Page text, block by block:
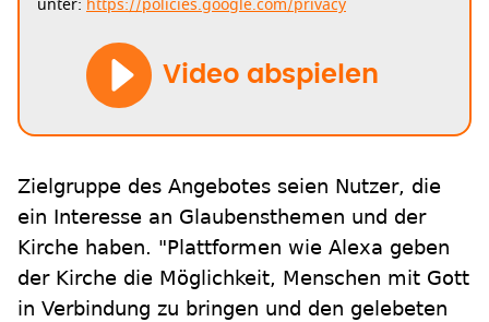
unter: https://policies.google.com/privacy
Video abspielen
Zielgruppe des Angebotes seien Nutzer, die
ein Interesse an Glaubensthemen und der
Kirche haben. "Plattformen wie Alexa geben
der Kirche die Möglichkeit, Menschen mit Gott
in Verbindung zu bringen und den gelebeten